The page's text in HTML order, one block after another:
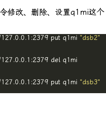
修改、删除、设置q1mi这个
put q1mi "dsb2"
put q1mi "dsb3"